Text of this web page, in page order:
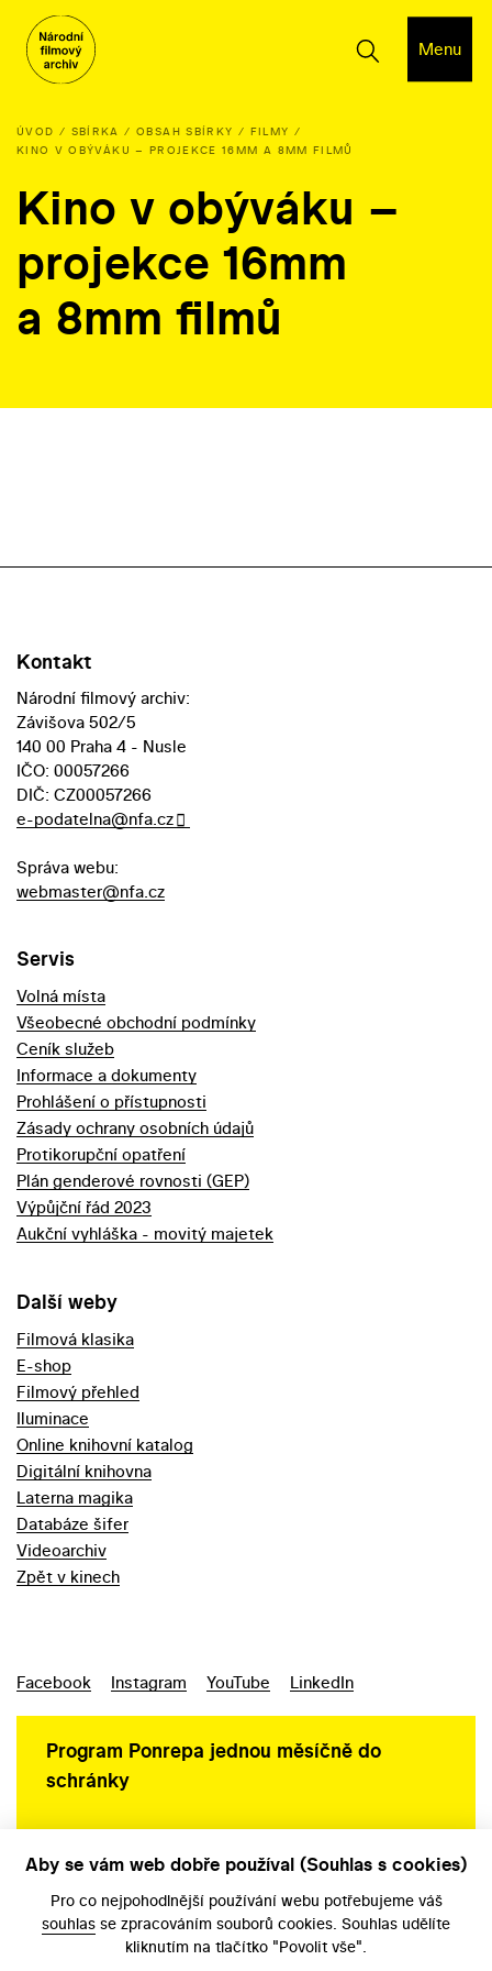
Menu
ÚVOD SBÍRKA OBSAH SBÍRKY
FILMY
KINO V OBÝVÁKU – PROJEKCE 16MM A 8MM FILMŮ
Kino v obýváku –
projekce 16mm
a 8mm filmů
Kontakt
Národní filmový archiv:
Závišova 502/5
140 00 Praha 4 - Nusle
IČO: 00057266
DIČ: CZ00057266
e-podatelna@nfa.cz
Správa webu:
webmaster@nfa.cz
Servis
Volná místa
Všeobecné obchodní podmínky
Ceník služeb
Informace a dokumenty
Prohlášení o přístupnosti
Zásady ochrany osobních údajů
Protikorupční opatření
Plán genderové rovnosti (GEP)
Výpůjční řád 2023
Aukční vyhláška - movitý majetek
Další weby
Filmová klasika
E-shop
Filmový přehled
Iluminace
Online knihovní katalog
Digitální knihovna
Laterna magika
Databáze šifer
Videoarchiv
Zpět v kinech
Facebook Instagram YouTube LinkedIn
Program Ponrepa jednou měsíčně do
schránky
Aby se vám web dobře používal (Souhlas s cookies)
Pro co nejpohodlnější používání webu potřebujeme váš
souhlas se zpracováním souborů cookies. Souhlas udělíte
kliknutím na tlačítko "Povolit vše".